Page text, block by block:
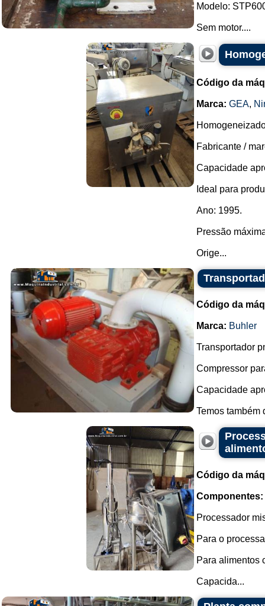
Modelo:
Sem motor....
Código da
Marca: GEA,
Fabricante /
Capacidade
Ideal para
Ano: 1995.
Pressão
Orige...
Código da
Marca: Buhler
Transportador
Compressor
Capacidade
Temos também
Código da
Componentes:
Processador
Para o
Para alimentos
Capacida...